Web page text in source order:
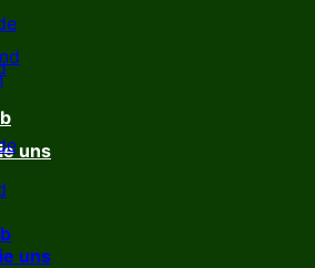
uns
uns